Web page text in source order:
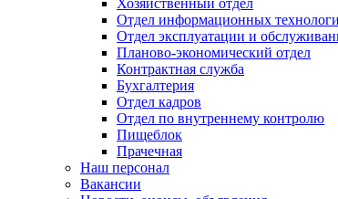
Хозяйственный отдел
Отдел информационных
Отдел эксплуатации и
Планово-экономический отдел
Контрактная служба
Бухгалтерия
Отдел кадров
Отдел по внутреннему контролю
Пищеблок
Прачечная
Наш персонал
Вакансии